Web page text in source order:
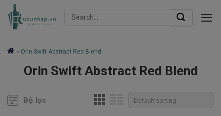
Skip
Search
» Orin Swift Abstract Red Blend
Orin Swift Abstract Red Blend
Bộ lọc